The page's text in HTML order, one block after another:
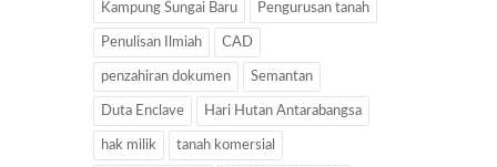
Kampung Sungai Baru Pengurusan tanah
Penulisan Ilmiah CAD
penzahiran dokumen Semantan
Duta Enclave Hari Hutan Antarabangsa
hak milik tanah komersial